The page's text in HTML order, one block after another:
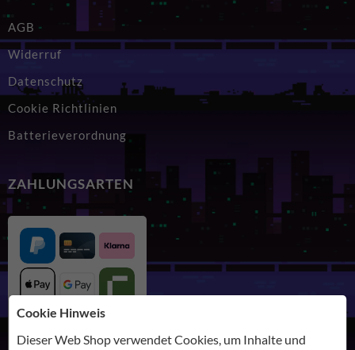
AGB
Widerruf
Datenschutz
Cookie Richtlinien
Batterieverordnung
ZAHLUNGSARTEN
Cookie Hinweis
Dieser Web Shop verwendet Cookies, um Inhalte und